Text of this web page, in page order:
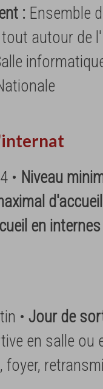
: Ensemble
autour de
4 • Niveau
en
• Jour de
en salle ou